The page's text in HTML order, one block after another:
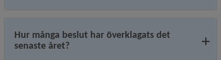
Hur många beslut har överklagats det
senaste året?